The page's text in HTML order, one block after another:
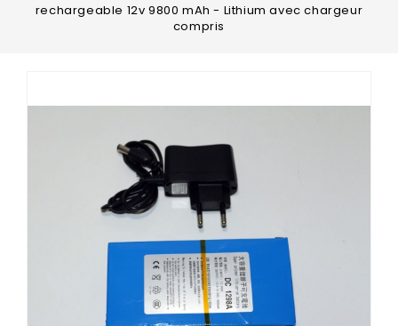
rechargeable 12v 9800 mAh - Lithium avec chargeur
compris